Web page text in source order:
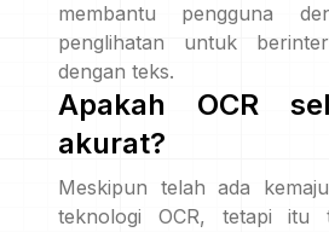
membantu pengguna
penglihatan untuk
dengan teks.
Apakah OCR
akurat?
Meskipun telah ada
teknologi OCR, tetapi itu